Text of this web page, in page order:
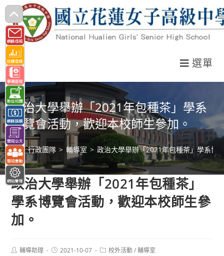
跳
轉
至
主
要
內
容
選單
政治大學舉辦「2021年包種茶」學系
博覽會活動，歡迎本校師生參加。
> 行政團隊 > 輔導室 > 政治大學舉辦「2021年包種茶」學系博
政治大學舉辦「2021年包種茶」
學系博覽會活動，歡迎本校師生參
加。
Post輔導助理
Post2021-10-07
Post校外活動 / 輔導室